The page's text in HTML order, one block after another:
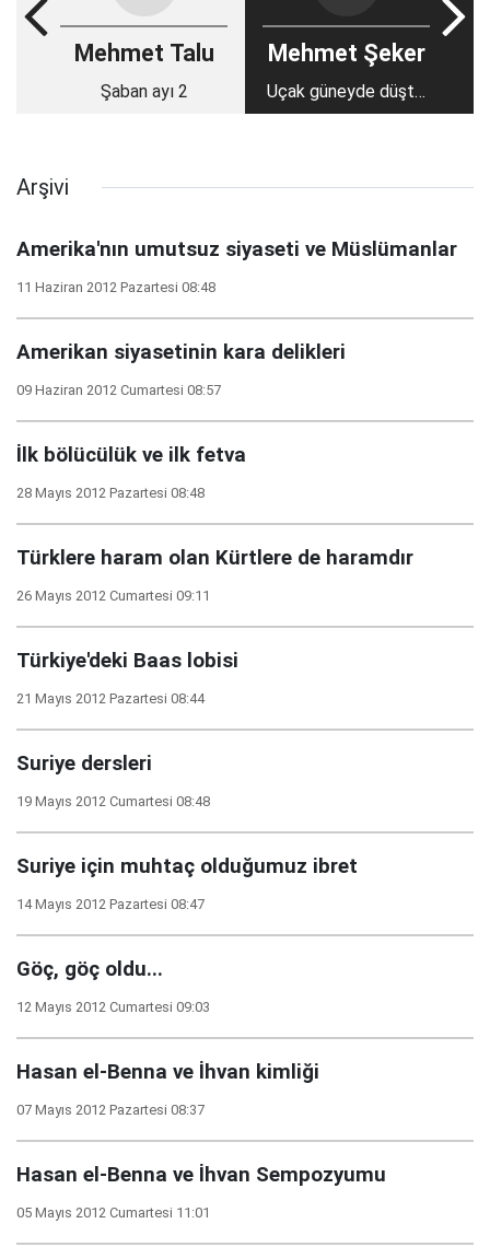
Mehmet Talu
Şaban ayı 2
Mehmet Şeker
Uçak güneyde düştü,
mesaj kuzeyden
Arşivi
Amerika'nın umutsuz siyaseti ve Müslümanlar
11 Haziran 2012 Pazartesi 08:48
Amerikan siyasetinin kara delikleri
09 Haziran 2012 Cumartesi 08:57
İlk bölücülük ve ilk fetva
28 Mayıs 2012 Pazartesi 08:48
Türklere haram olan Kürtlere de haramdır
26 Mayıs 2012 Cumartesi 09:11
Türkiye'deki Baas lobisi
21 Mayıs 2012 Pazartesi 08:44
Suriye dersleri
19 Mayıs 2012 Cumartesi 08:48
Suriye için muhtaç olduğumuz ibret
14 Mayıs 2012 Pazartesi 08:47
Göç, göç oldu...
12 Mayıs 2012 Cumartesi 09:03
Hasan el-Benna ve İhvan kimliği
07 Mayıs 2012 Pazartesi 08:37
Hasan el-Benna ve İhvan Sempozyumu
05 Mayıs 2012 Cumartesi 11:01